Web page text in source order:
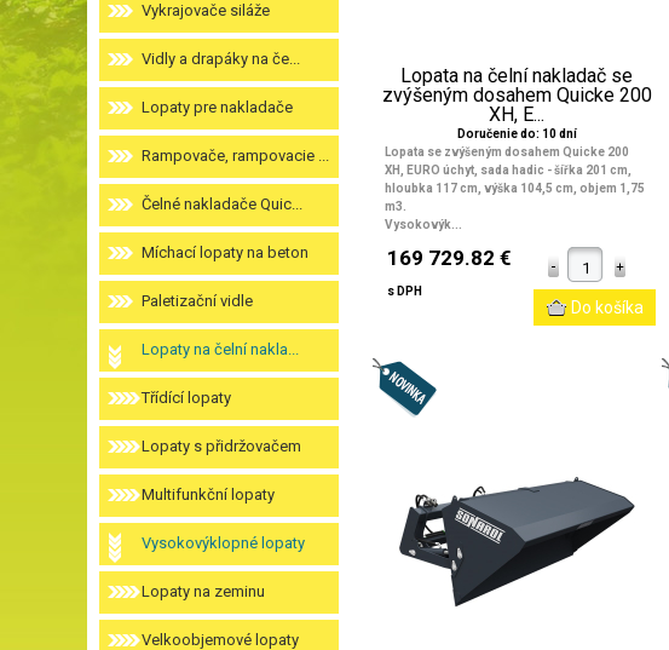
Vykrajovače siláže
Vidly a drapáky na če...
Lopaty pre nakladače
Rampovače, rampovacie ...
Čelné nakladače Quic...
Míchací lopaty na beton
Paletizační vidle
Lopaty na čelní nakla...
Třídící lopaty
Lopaty s přidržovačem
Multifunkční lopaty
Vysokovýklopné lopaty
Lopaty na zeminu
Velkoobjemové lopaty
Lopata na čelní nakladač se
zvýšeným dosahem Quicke 200
XH, E...
Doručenie do: 10 dní
Lopata se zvýšeným dosahem Quicke 200
XH, EURO úchyt, sada hadic - šířka 201 cm,
hloubka 117 cm, výška 104,5 cm, objem 1,75
m3.
Vysokovýk...
169 729.82 €
s DPH